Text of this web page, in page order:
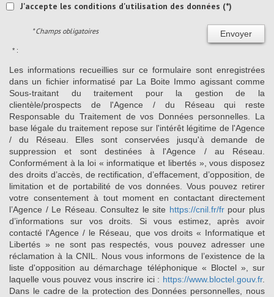
J'accepte les conditions d'utilisation des données (*)
Envoyer
* Champs obligatoires
* :
Les informations recueillies sur ce formulaire sont enregistrées
dans un fichier informatisé par La Boite Immo agissant comme
Sous-traitant du traitement pour la gestion de la
clientèle/prospects de l'Agence / du Réseau qui reste
Responsable du Traitement de vos Données personnelles. La
base légale du traitement repose sur l'intérêt légitime de l'Agence
/ du Réseau. Elles sont conservées jusqu'à demande de
suppression et sont destinées à l'Agence / au Réseau.
Conformément à la loi « informatique et libertés », vous disposez
des droits d’accès, de rectification, d’effacement, d’opposition, de
limitation et de portabilité de vos données. Vous pouvez retirer
votre consentement à tout moment en contactant directement
l’Agence / Le Réseau. Consultez le site https://cnil.fr/frpour plus
d’informations sur vos droits. Si vous estimez, après avoir
contacté l'Agence / le Réseau, que vos droits « Informatique et
Libertés » ne sont pas respectés, vous pouvez adresser une
réclamation à la CNIL. Nous vous informons de l’existence de la
liste d'opposition au démarchage téléphonique « Bloctel », sur
laquelle vous pouvez vous inscrire ici : https://www.bloctel.gouv.fr.
Dans le cadre de la protection des Données personnelles, nous